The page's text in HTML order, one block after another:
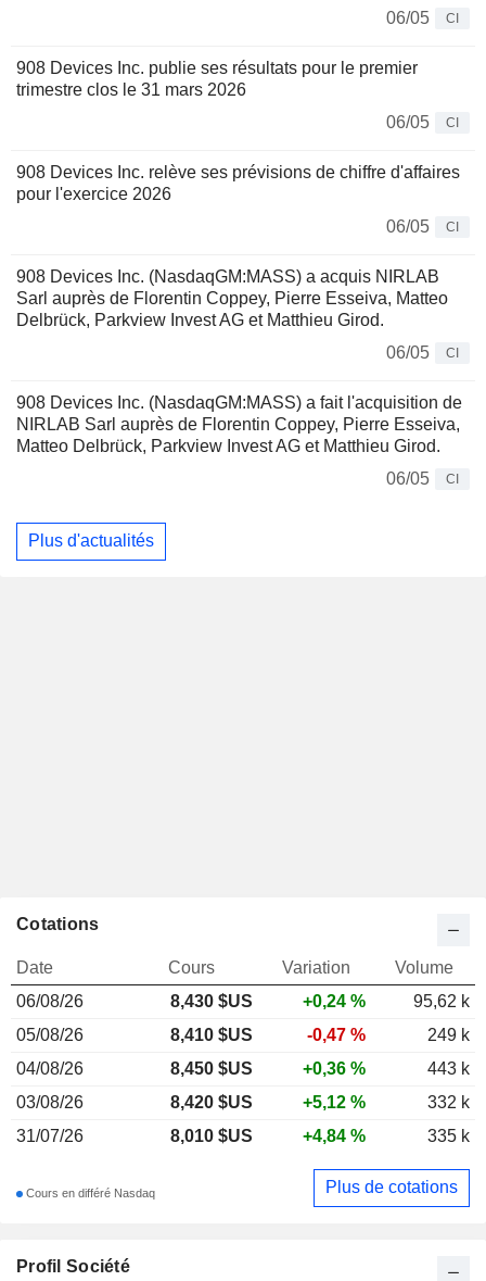
06/05
CI
908 Devices Inc. publie ses résultats pour le premier
trimestre clos le 31 mars 2026
06/05
CI
908 Devices Inc. relève ses prévisions de chiffre d'affaires
pour l'exercice 2026
06/05
CI
908 Devices Inc. (NasdaqGM:MASS) a acquis NIRLAB
Sarl auprès de Florentin Coppey, Pierre Esseiva, Matteo
Delbrück, Parkview Invest AG et Matthieu Girod.
06/05
CI
908 Devices Inc. (NasdaqGM:MASS) a fait l'acquisition de
NIRLAB Sarl auprès de Florentin Coppey, Pierre Esseiva,
Matteo Delbrück, Parkview Invest AG et Matthieu Girod.
06/05
CI
Plus d'actualités
Profil Société
Cotations
Date Cours Variation
Volume
06/08/26
8,430 $US +0,24 %
95,62 k
05/08/26
8,410 $US -0,47 %
249 k
04/08/26
8,450 $US +0,36 %
443 k
03/08/26
8,420 $US +5,12 %
332 k
31/07/26
8,010 $US +4,84 % 335 k
Cours en différé Nasdaq Plus de cotations